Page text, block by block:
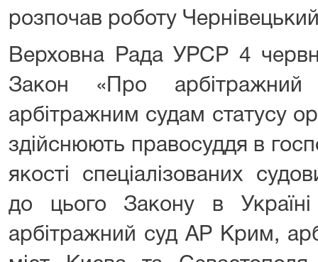
розпочав роботу
Верховна Рада УРСР 4
Закон «Про
арбітражним судам статусу
здійснюють правосуддя в
якості спеціалізованих
до цього Закону в Україні
арбітражний суд АР Крим,